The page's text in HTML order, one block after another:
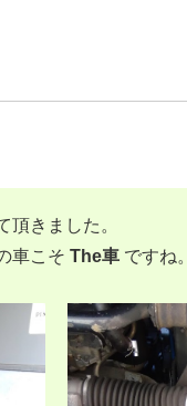
頂きました。
車こそ The車 ですね。